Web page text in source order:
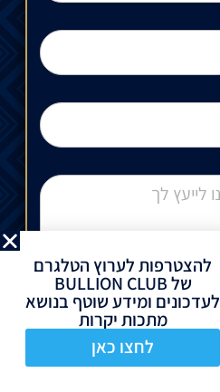
להצטרפות לערוץ הטלגרם
של BULLION CLUB
לעדכונים ומידע שוטף בנושא
מתכות יקרות
לחצו כאן